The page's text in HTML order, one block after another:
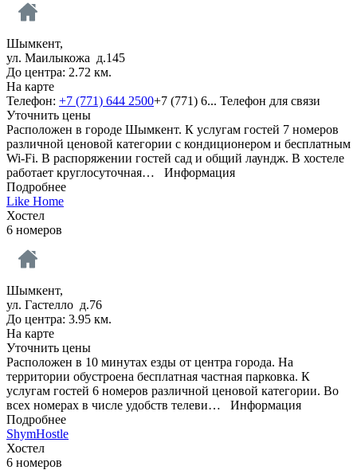
Шымкент,
ул. Маилыкожа д.145
До центра: 2.72 км.
На карте
Телефон: +7 (771) 644 2500+7 (771) 6... Телефон для связи
Уточнить цены
Расположен в городе Шымкент. К услугам гостей 7 номеров
различной ценовой категории с кондиционером и бесплатным
Wi-Fi. В распоряжении гостей сад и общий лаундж. В хостеле
работает круглосуточная… Информация
Подробнее
Like Home
Хостел
6 номеров
Шымкент,
ул. Гастелло д.76
До центра: 3.95 км.
На карте
Уточнить цены
Расположен в 10 минутах езды от центра города. На
территории обустроена бесплатная частная парковка. К
услугам гостей 6 номеров различной ценовой категории. Во
всех номерах в числе удобств телеви… Информация
Подробнее
ShymHostle
Хостел
6 номеров